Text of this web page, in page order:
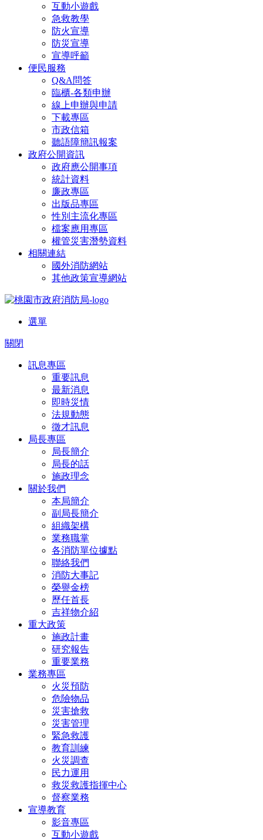
互動小遊戲
急救教學
防火宣導
防災宣導
宣導呼籲
便民服務
Q&A問答
臨櫃-各類申辦
線上申辦與申請
下載專區
市政信箱
聽語障簡訊報案
政府公開資訊
政府應公開事項
統計資料
廉政專區
出版品專區
性別主流化專區
檔案應用專區
權管災害潛勢資料
相關連結
國外消防網站
其他政策宣導網站
選單
關閉
訊息專區
重要訊息
最新消息
即時災情
法規動態
徵才訊息
局長專區
局長簡介
局長的話
施政理念
關於我們
本局簡介
副局長簡介
組織架構
業務職掌
各消防單位據點
聯絡我們
消防大事記
榮譽金榜
歷任首長
吉祥物介紹
重大政策
施政計畫
研究報告
重要業務
業務專區
火災預防
危險物品
災害搶救
災害管理
緊急救護
教育訓練
火災調查
民力運用
救災救護指揮中心
督察業務
宣導教育
影音專區
互動小遊戲